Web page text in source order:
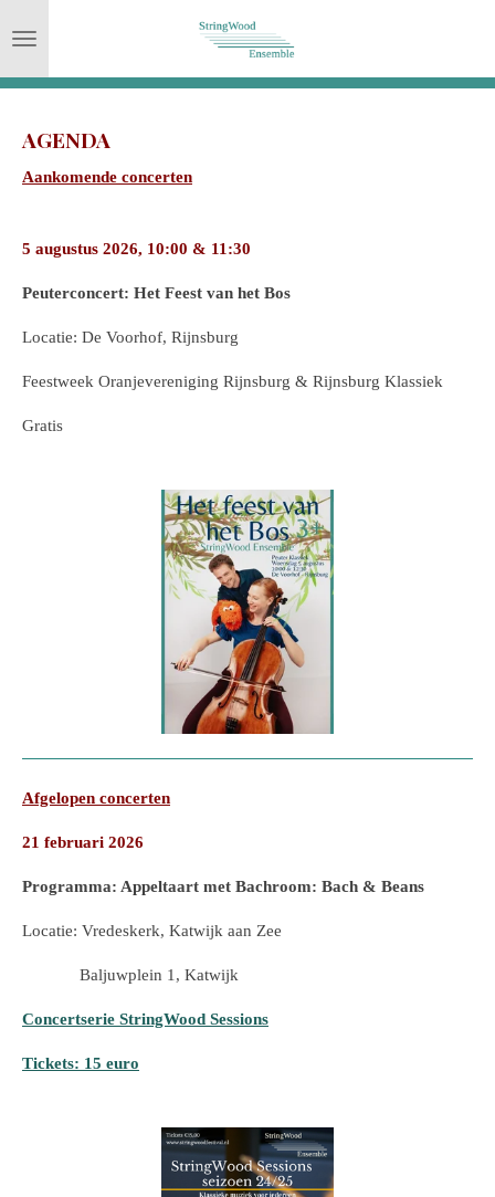
direct
naar
hoofdinhoud
AGENDA
Aankomende concerten
5 augustus 2026, 10:00 & 11:30
Peuterconcert: Het Feest van het Bos
Locatie: De Voorhof, Rijnsburg
Feestweek Oranjevereniging Rijnsburg & Rijnsburg Klassiek
Gratis
Afgelopen concerten
21 februari 2026
Programma: Appeltaart met Bachroom: Bach & Beans
Locatie: Vredeskerk, Katwijk aan Zee
Baljuwplein 1, Katwijk
Concertserie StringWood Sessions
Tickets: 15 euro